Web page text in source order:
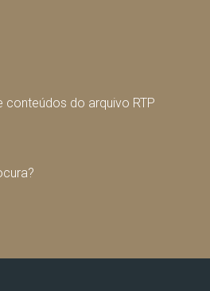
conteúdos do arquivo RTP